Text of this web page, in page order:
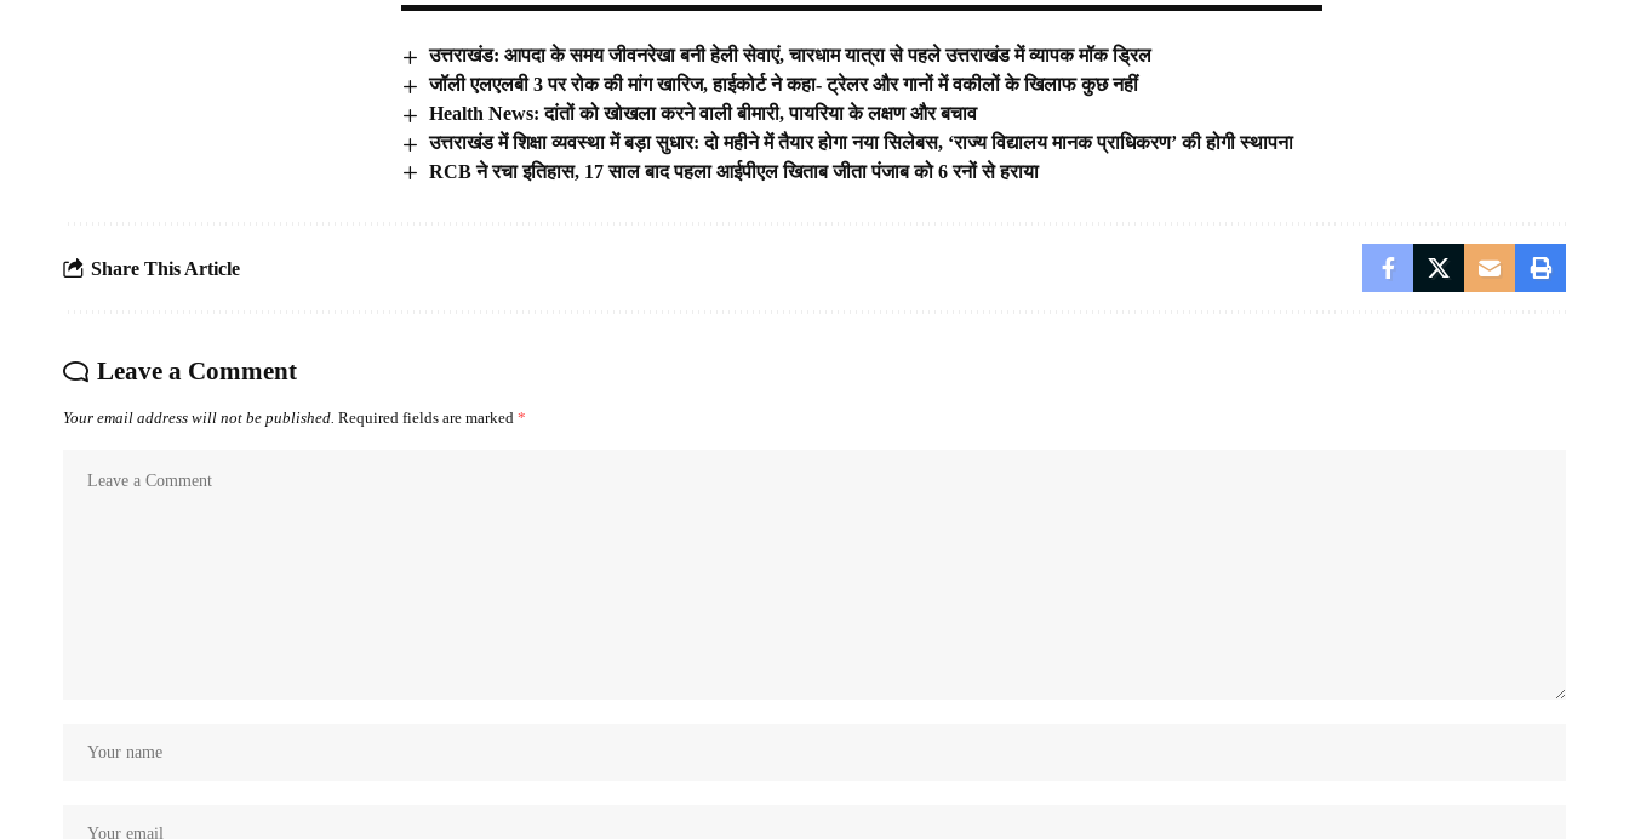
उत्तराखंड: आपदा के समय जीवनरेखा बनी हेली सेवाएं, चारधाम यात्रा से पहले उत्तराखंड में व्यापक मॉक ड्रिल
जॉली एलएलबी 3 पर रोक की मांग खारिज, हाईकोर्ट ने कहा- ट्रेलर और गानों में वकीलों के खिलाफ कुछ नहीं
Health News: दांतों को खोखला करने वाली बीमारी, पायरिया के लक्षण और बचाव
उत्तराखंड में शिक्षा व्यवस्था में बड़ा सुधार: दो महीने में तैयार होगा नया सिलेबस, ‘राज्य विद्यालय मानक प्राधिकरण’ की होगी स्थापना
RCB ने रचा इतिहास, 17 साल बाद पहला आईपीएल खिताब जीता पंजाब को 6 रनों से हराया
Share This Article
Leave a Comment
Your email address will not be published. Required fields are marked *